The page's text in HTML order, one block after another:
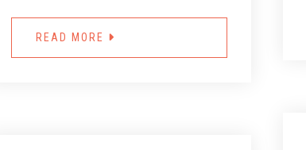
READ MORE